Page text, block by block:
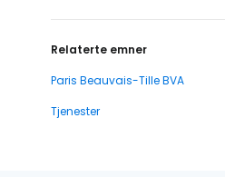
Relaterte emner
Paris Beauvais-Tille BVA
Tjenester